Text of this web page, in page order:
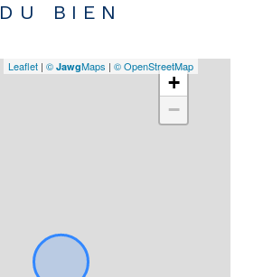
DU BIEN
+
−
Leaflet | © JawgMaps | © OpenStreetMap